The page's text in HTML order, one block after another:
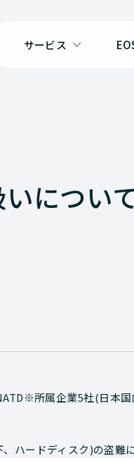
サービス
につい
所属企業5社(日本
ハードディスク)の盗難